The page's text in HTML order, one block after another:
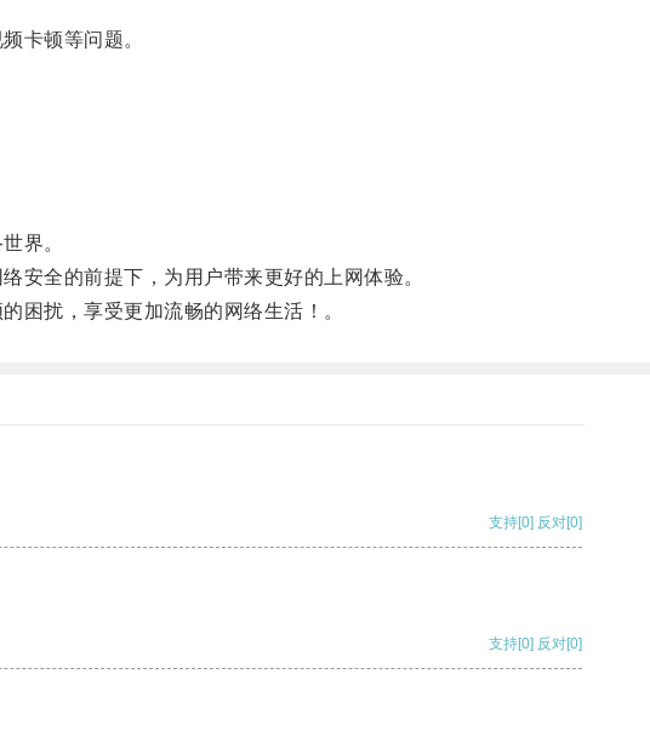
卡顿等问题。
界。
全的前提下，为用户带来更好的上网体验。
扰，享受更加流畅的网络生活！。
支持[0] 反对[0]
支持[0] 反对[0]